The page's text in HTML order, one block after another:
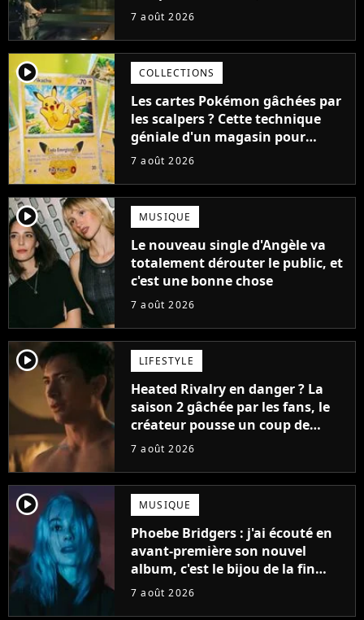
aurait pu être encore pire à
7 août 2026
player2 COLLECTIONS
Les cartes Pokémon gâchées par
les scalpers ? Cette technique
géniale d'un magasin pour
ruiner les revendeurs
7 août 2026
player2 MUSIQUE
Le nouveau single d'Angèle va
totalement dérouter le public, et
c'est une bonne chose
7 août 2026
player2 LIFESTYLE
Heated Rivalry en danger ? La
saison 2 gâchée par les fans, le
créateur pousse un coup de
gueule
7 août 2026
player2 MUSIQUE
Phoebe Bridgers : j'ai écouté en
avant-première son nouvel
album, c'est le bijou de la fin
d'été
7 août 2026